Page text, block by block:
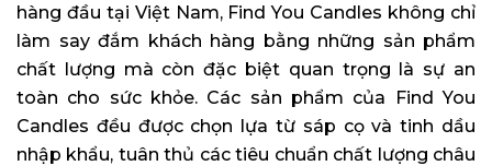
hàng đầu tại Việt Nam, Find You Candles không chỉ
làm say đắm khách hàng bằng những sản phẩm
chất lượng mà còn đặc biệt quan trọng là sự an
toàn cho sức khỏe. Các sản phẩm của Find You
Candles đều được chọn lựa từ sáp cọ và tinh dầu
nhập khẩu, tuân thủ các tiêu chuẩn chất lượng châu